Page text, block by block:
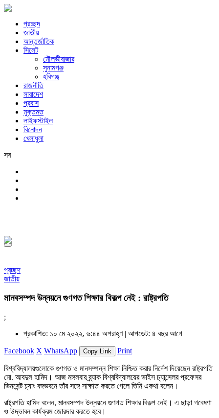
প্রচ্ছদ
জাতীয়
আন্তর্জাতিক
সিলেট
মৌলভীবাজার
সুনামগঞ্জ
হবিগঞ্জ
রাজনীতি
সারাদেশ
প্রবাস
মুক্তমত
লাইফস্টাইল
বিনোদন
খেলাধুলা
সব
প্রচ্ছদ
জাতীয়
মানবসম্পদ উন্নয়নে গুণগত শিক্ষার বিকল্প নেই : রাষ্ট্রপতি
;
প্রকাশিত: ১০ মে ২০২২, ৬:৪৪ অপরাহ্ণ | আপডেট: ৪ বছর আগে
Facebook X WhatsApp Copy Link Print
বিশ্ববিদ্যালয়গুলোকে গুণগত ও মানসম্পন্ন শিক্ষা নিশ্চিত করার নির্দেশ দিয়েছেন রাষ্ট্রপতি
মো. আবদুল হামিদ। আজ মঙ্গলবার ব্র্যাক বিশ্ববিদ্যালয়ের ভাইস চ্যান্সেলর প্রফেসর
ভিনসেন্ট চ্যাং বঙ্গভবনে তাঁর সঙ্গে সাক্ষাত করতে গেলে তিনি একথা বলেন।
রাষ্ট্রপতি হামিদ বলেন, মানবসম্পদ উন্নয়নে গুণগত শিক্ষার বিকল্প নেই। এ ছাড়া গবেষণা
ও উদ্ভাবন কার্যক্রম জোরদার করতে হবে।